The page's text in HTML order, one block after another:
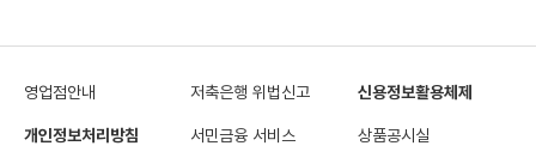
영업점안내 저축은행 위법신고 신용정보활용체제
개인정보처리방침 서민금융 서비스 상품공시실